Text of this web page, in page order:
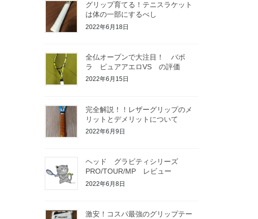
グリップ育てる！テニスラケット
は体の一部にするべし
2022年6月18日
全仏オープンで大注目！ バボ
ラ ピュアアエロVS の評価
2022年6月15日
完全解説！！レザーグリップのメ
リットとデメリットについて
2022年6月9日
ヘッド グラビティシリーズ
PRO/TOUR/MP レビュー
2022年6月8日
激安！コスパ最強のグリップテー